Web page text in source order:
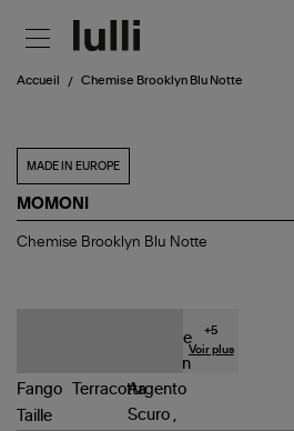
Accueil Chemise Brooklyn Blu Notte
MADE IN EUROPE
MOMONI
Chemise
Chemise Brooklyn Blu Notte
+5
Voir plus
Taille